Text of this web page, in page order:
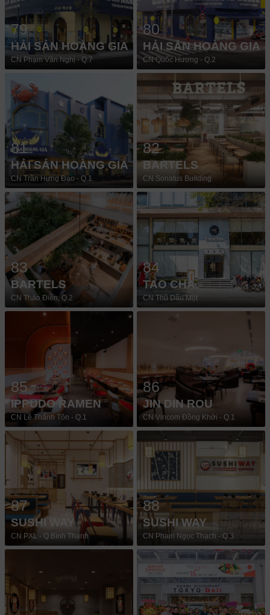
79
HẢI SẢN HOÀNG GIA
CN Phạm Văn Nghị - Q.7
80
HẢI SẢN HOÀNG GIA
CN Quốc Hương - Q.2
81
HẢI SẢN HOÀNG GIA
CN Trần Hưng Đạo - Q.1
82
BARTELS
CN Sonatus Building
83
BARTELS
CN Thảo Điền, Q.2
84
TAO CHA
CN Thủ Dầu Một
85
IPPUDO RAMEN
CN Lê Thánh Tôn - Q.1
86
JIN DIN ROU
CN Vincom Đồng Khởi - Q.1
87
SUSHI WAY
CN PXL - Q.Bình Thạnh
88
SUSHI WAY
CN Phạm Ngọc Thạch - Q.3